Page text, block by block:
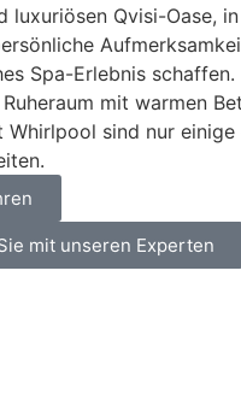
luxuriösen Qvisi-Oase,
Spa-Erlebnis schaffen.
mit warmen
Whirlpool sind nur einige
mit unseren Experten